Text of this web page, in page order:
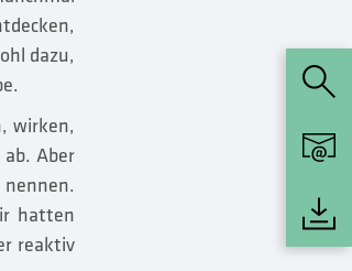
dazu,
wirken,
Aber
hatten
reaktiv